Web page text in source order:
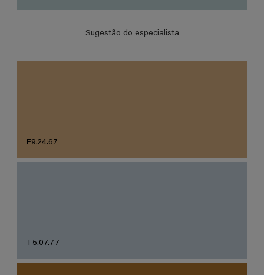
Sugestão do especialista
E9.24.67
T5.07.77